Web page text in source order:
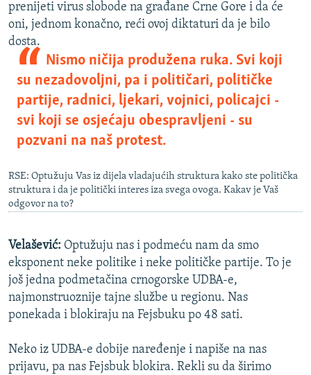
prenijeti virus slobode na građane Crne Gore i da će
oni, jednom konačno, reći ovoj diktaturi da je bilo
dosta.
Nismo ničija produžena ruka. Svi koji
su nezadovoljni, pa i političari, političke
partije, radnici, ljekari, vojnici, policajci -
svi koji se osjećaju obespravljeni - su
pozvani na naš protest.
RSE: Optužuju Vas iz dijela vladajućih struktura kako ste politička
struktura i da je politički interes iza svega ovoga. Kakav je Vaš
odgovor na to?
Velašević: Optužuju nas i podmeću nam da smo
eksponent neke politike i neke političke partije. To je
još jedna podmetačina crnogorske UDBA-e,
najmonstruoznije tajne službe u regionu. Nas
ponekada i blokiraju na Fejsbuku po 48 sati.
Neko iz UDBA-e dobije naređenje i napiše na nas
prijavu, pa nas Fejsbuk blokira. Rekli su da širimo